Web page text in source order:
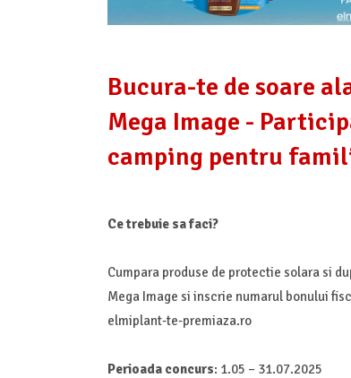
Bucura-te de soare
Mega Image -
camping pentru
Ce trebuie sa faci?
Cumpara produse de protectie solara si
Mega Image si inscrie numarul bonului
elmiplant-te-premiaza.ro
Perioada concurs: 1.05 – 31.07.2025